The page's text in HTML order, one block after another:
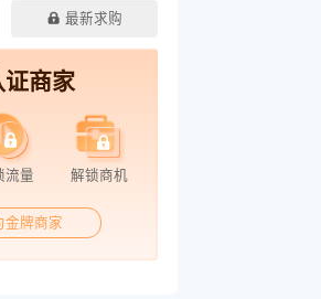
最新求购
商家
流量 解锁商机
金牌商家